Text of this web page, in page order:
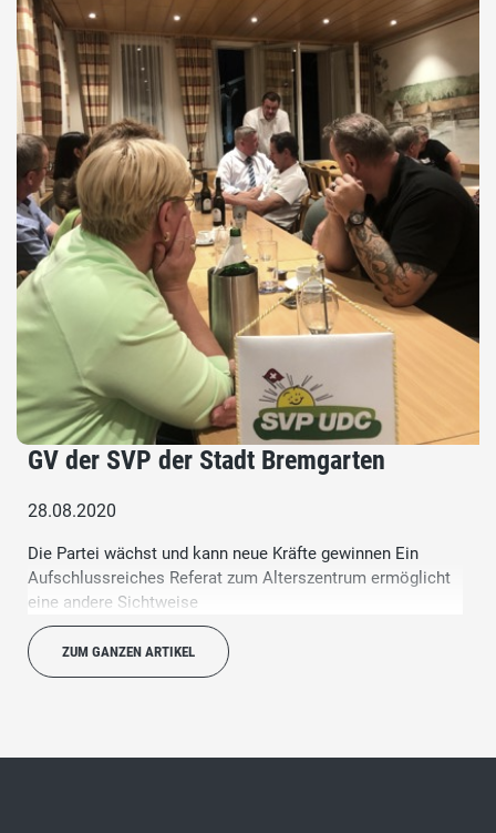
GV der SVP der Stadt Bremgarten
28.08.2020
Die Partei wächst und kann neue Kräfte gewinnen Ein
Aufschlussreiches Referat zum Alterszentrum ermöglicht
eine andere Sichtweise
ZUM GANZEN ARTIKEL